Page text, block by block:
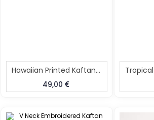
Hawaiian Printed Kaftan Dhoti Set
49,00